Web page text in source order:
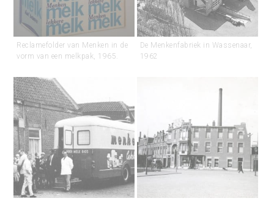
Reclamefolder van Menken in de
vorm van een melkpak, 1965.
De Menkenfabriek in Wassenaar,
1962